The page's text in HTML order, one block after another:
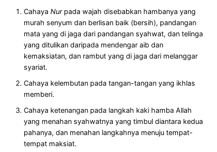
Cahaya Nurpada wajah disebabkan hambanya yang
murah senyum dan berlisan baik (bersih), pandangan
mata yang di jaga dari pandangan syahwat, dan telinga
yang ditulikan daripada mendengar aib dan
kemaksiatan, dan rambut yang di jaga dari melanggar
syariat.
Cahaya kelembutan pada tangan-tangan yang ikhlas
memberi.
Cahaya ketenangan pada langkah kaki hamba Allah
yang menahan syahwatnya yang timbul diantara kedua
pahanya, dan menahan langkahnya menuju tempat-
tempat maksiat.